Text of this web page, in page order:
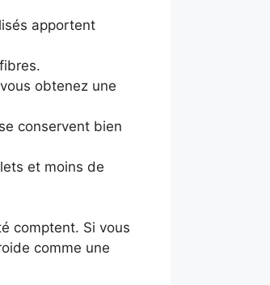
apportent
obtenez une
conservent bien
et moins de
comptent. Si vous
comme une